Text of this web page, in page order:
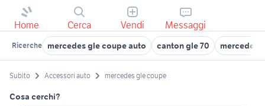
Home Cerca Vendi Messaggi
Ricerche mercedes gle coupe auto canton gle 70 mercedes
Subito Accessori auto mercedes gle coupe
Cosa cerchi?